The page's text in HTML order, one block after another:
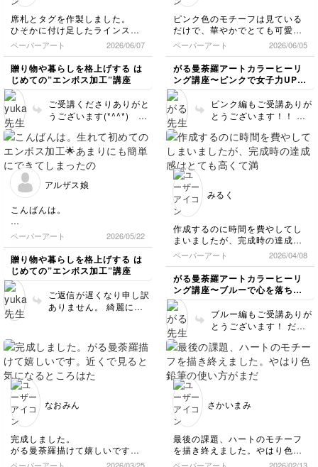
席札とタグを作製しました。
ひそかに付け足したラインスト
ーンがお気に入りです( *´艸｀)♥️
ペーパーアート 2026/06/07
贈り物や暮らしを格上げする は
じめての”エンボス加工”講座
ご受講くださりありがと
うございます(*^^*) 作
♡♡ワンポイントのライ
ンストーンがあるだけで
華やかになりますね✨️
ピンク色のモチーフは見ている
だけで、華やかでとても可愛く
て気分が上がります。
同じ曼荼羅アートでも色合いに
よって印象も変わり作成する事
がとても楽しいです！
ペーパーアート 2026/06/05
がる曼荼羅アートカラーヒーリ
ング講座〜ピンクで女子力UPし
幸福感を〜
ピンク編もご受講ありが
とうございます！！ 楽
です🩷 蓮の花の図案は
とくに細かいですが、
細部まで美しく描けてい
UPしてください🩷
アルザス娘
こんばんは。
生れて初めてのエンボス加工🌟
あまりにも簡単にできてしまっ
たので吃驚でした！
練習用紙はコピー用紙だったの
ですが、こんなに薄い紙にもエ
ンボスできるんですね。
ひとつ質問させてください。
エンボス本体と一緒に３枚のプ
薄いプレート？も入っていたの
ですが、これも何かに使うので
しょうか？
大きさは他の3mmと2mmのプ
レートと同じ大きさです。
エンボス加工はできても、それ
をどの様に使うのか、これから
のレッスンが楽しみです。
よろしくお願いします。
ペーパーアート 2026/05/22
贈り物や暮らしを格上げする は
じめての”エンボス加工”講座
ご返信が遅くなり申し訳
ありません。 綺麗にエ
うまく出来れば紙の厚み
に関係なくエンボスを施
すことができます(*^^*)
プラスチックシートがつ
知り、そのサイトを確認
プラスチックシートを使
っている説明がなく、明
確な使用用途がわからず
みるく
作成するのに時間を費やしてし
まいましたが、完成時の達成感
はとても高くて満足した作品が
出来ました！
青モチーフは見ていて癒されま
す💙
作成している際はとても楽しく
て曼荼羅アートは奥が深くても
っと学びたいと思っています🩵
ペーパーアート 2026/04/08
がる曼荼羅アートカラーヒーリ
ング講座〜ブルーで心を落ち着
けて自分を癒そう〜
ブルー編もご受講ありが
とうございます！ だん
うな3作品ですが、全て
美しく仕上がっています
ね🩵✨ 額に入れて飾ると
なおみん
完成しました。
がる曼荼羅描けて嬉しいです。
近くで見ると気になるところは
さかいまみ
最後の課題、ハートのモチーフ
を描き終えました。やはり色鉛
筆の使い方がまだ慣れません😅